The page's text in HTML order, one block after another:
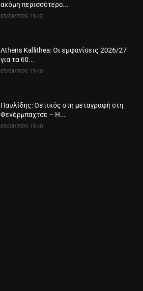
ακόμη περισσότερο...
05/08/2026 13:42
Athens Kallithea: Οι εμφανίσεις 2026/27
για τα 60...
05/08/2026 13:40
Παυλίδης: Θετικός στη μεταγραφή στη
Φενέρμπαχτσε – Η...
05/08/2026 13:40